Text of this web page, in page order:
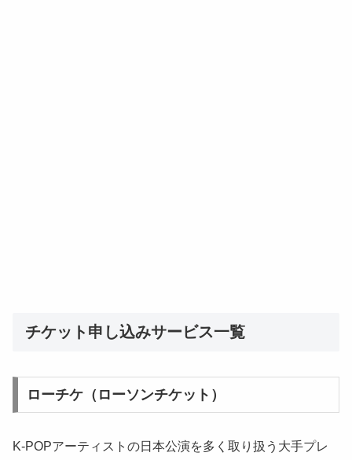
チケット申し込みサービス一覧
ローチケ（ローソンチケット）
K-POPアーティストの日本公演を多く取り扱う大手プレ